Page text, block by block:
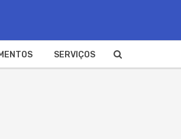
SERVIÇOS